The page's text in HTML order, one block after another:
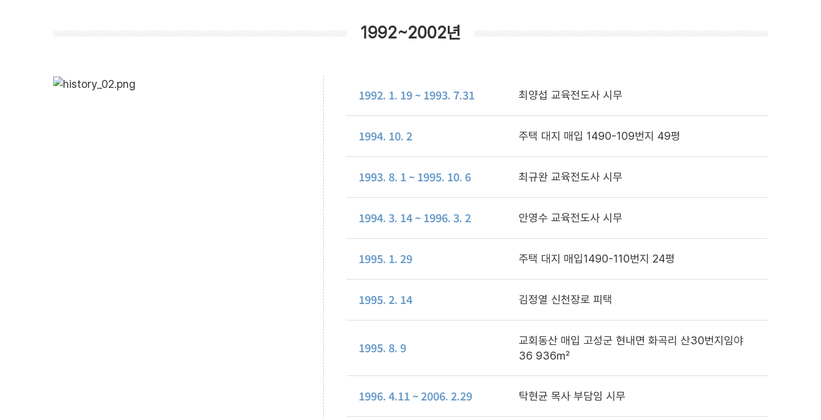
1992~2002년
1992. 1. 19 ~ 1993. 7.31 최양섭 교육전도사 시무
1994. 10. 2 주택 대지 매입 1490-109번지 49평
1993. 8. 1 ~ 1995. 10. 6 최규완 교육전도사 시무
1994. 3. 14 ~ 1996. 3. 2 안영수 교육전도사 시무
1995. 1. 29 주택 대지 매입1490-110번지 24평
1995. 2. 14 김정열 신천장로 피택
1995. 8. 9
교회동산 매입 고성군 현내면 화곡리 산30번지임야
36 936㎡
1996. 4.11 ~ 2006. 2.29 탁현균 목사 부담임 시무